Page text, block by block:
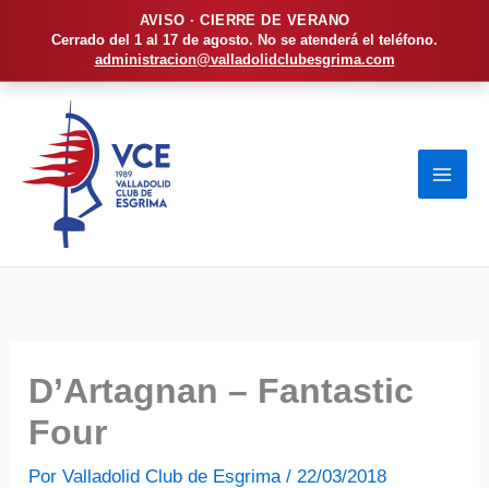
AVISO · CIERRE DE VERANO
Cerrado del 1 al 17 de agosto. No se atenderá el teléfono.
administracion@valladolidclubesgrima.com
contenido
D’Artagnan – Fantastic
Four
PorValladolid Club de Esgrima/ 22/03/2018